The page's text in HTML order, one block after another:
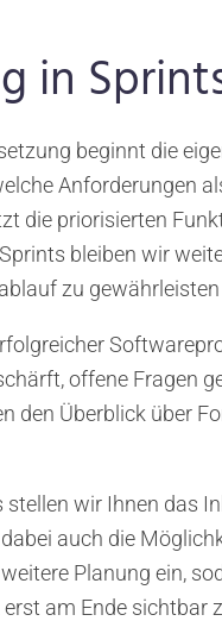
in
beginnt die
Anforderungen
die priorisierten
bleiben wir
zu gewährleisten
offene Fragen
den Überblick über
stellen wir Ihnen das
auch die
Planung ein,
am Ende sichtbar